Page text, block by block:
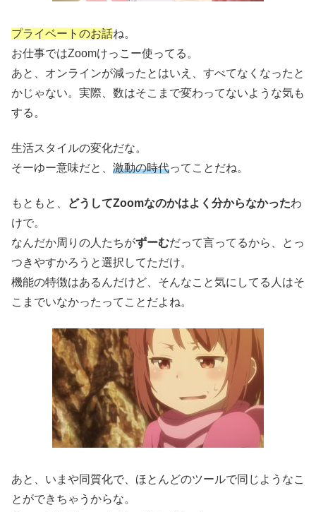
プライベートのお話ね。
お仕事ではZoomけっこー使ってる。
あと、オンラインが減ったとはいえ、すべてなくなったと
かじゃない。実際、数はそこまで変わってないような気も
する。
生活スタイルの変化だな。
そーゆー意味だと、 激動の時代ってことだね。
もともと、 どうしてZoomなのかはよく分からなかったわ
けで。
なんだか周りの人たちがずーむだって言ってるから、とっ
つきやすかろうと選択してただけ。
機能の特徴はあるんだけど、そんなこと気にしてる人はそ
こまでいなかったってことだよね。
あと、いまや同質化で、ほとんどのツールで同じようなこ
とができちゃうからな。